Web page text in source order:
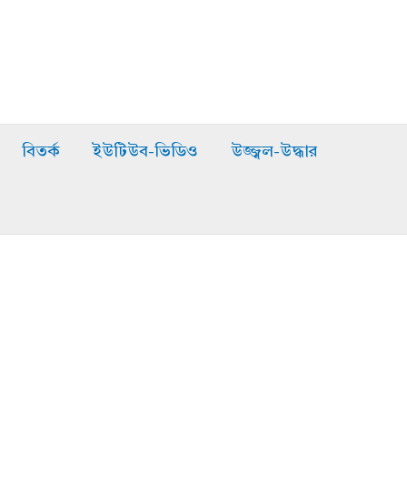
বিতর্ক ইউটিউব-ভিডিও উজ্জ্বল-উদ্ধার